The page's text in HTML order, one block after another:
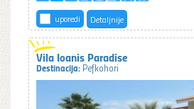
uporedi Detaljnije
Vila Ioanis Paradise
Destinacija: Pefkohori